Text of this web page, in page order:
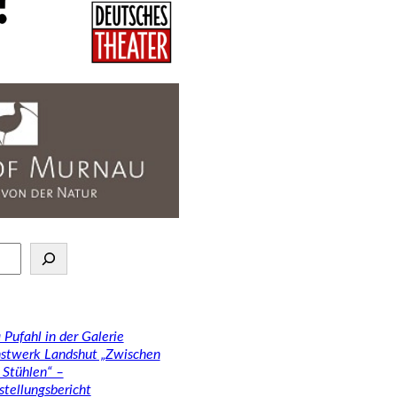
Pufahl in der Galerie
Landshut „Zwischen
–